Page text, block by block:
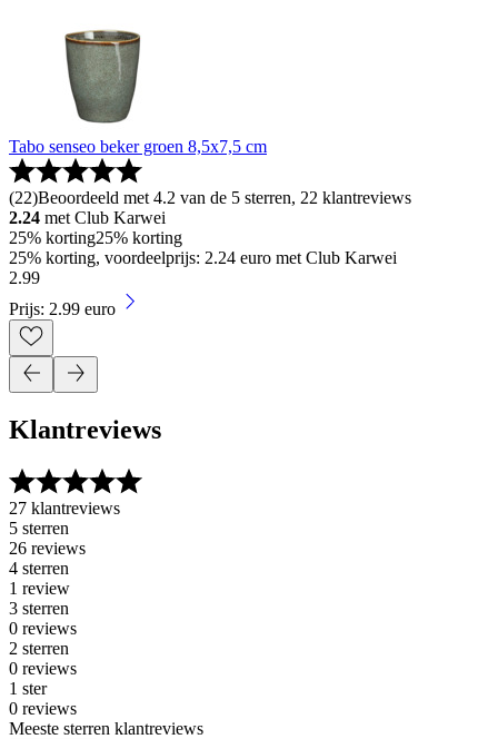
Tabo senseo beker groen 8,5x7,5 cm
(22)Beoordeeld met 4.2 van de 5 sterren, 22 klantreviews
2.24 met Club Karwei
25% korting25% korting
25% korting, voordeelprijs: 2.24 euro met Club Karwei
2.99
Prijs: 2.99 euro
Klantreviews
27 klantreviews
5 sterren
26 reviews
4 sterren
1 review
3 sterren
0 reviews
2 sterren
0 reviews
1 ster
0 reviews
Meeste sterren klantreviews